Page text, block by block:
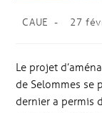
CAUE 27
Le projet
de Selommes
dernier a permis